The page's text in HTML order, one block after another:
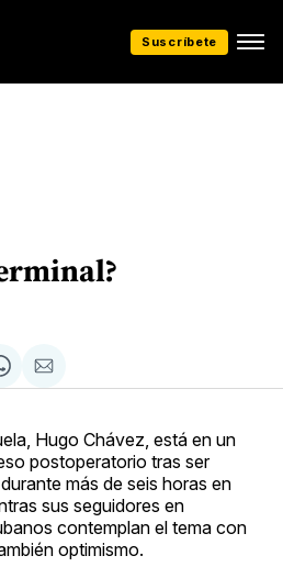
Suscríbete
Compartir
via
Hugo Chávez, está en un
postoperatorio tras ser
más de seis horas en
sus seguidores en
contemplan el tema con
optimismo.